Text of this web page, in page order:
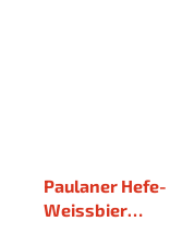
Paulaner Hefe-
Weissbier